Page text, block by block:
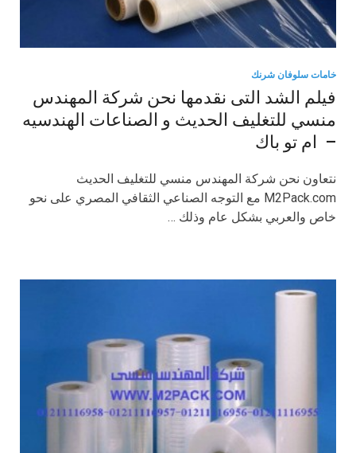
خامات سلوفان شرنك
فيلم الشد التى نقدمها نحن شركة المهندس
منسي للتغليف الحديث و الصناعات الهندسيه
– ام تو باك
نتعاون نحن شركة المهندس منسي للتغليف الحديث
M2Pack.com مع التوجه الصناعي الثقافي المصري على نحو
خاص والعربي بشكل عام وذلك …